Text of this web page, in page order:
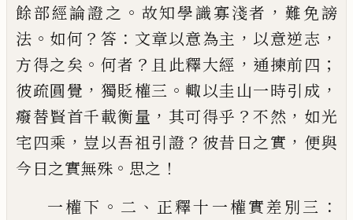
餘部經論證之 。 故知學識寡淺者 ， 難免謗
法 。 如何 ？ 答 ： 文章以意為主 ， 以意逆志 ，
方得之矣 。 何者 ？ 且此釋大經 ， 通揀前四 ；
彼疏圓覺 ， 獨貶權三 。輙以圭山一時引成 ，
癈替賢首千載衡量 ， 其可得乎 ？不然 ， 如光
宅四乘 ， 豈以吾祖引證 ？ 彼昔日之實 ， 便與
今日之實無殊 。 思之 ！
一權下 。 二 、 正釋十一權實差別三 ：